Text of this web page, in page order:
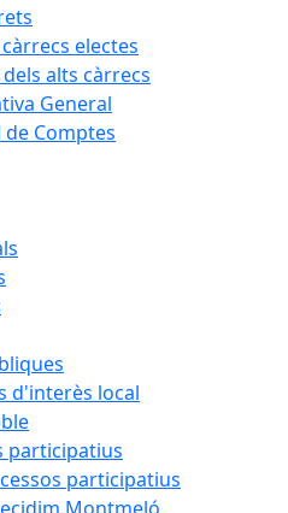
electes
alts càrrecs
General
de Comptes
d'interès local
participatius
participatius